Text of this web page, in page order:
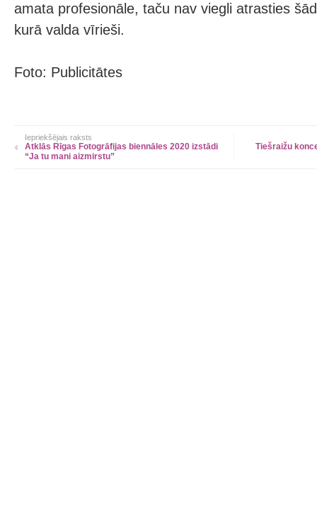
amata profesionāle, taču nav viegli atrasties
kurā valda vīrieši.
Foto: Publicitātes
Iepriekšējais raksts
Atklās Rīgas Fotogrāfijas biennāles 2020 izstādi
“Ja tu mani aizmirstu”
Tiešraižu